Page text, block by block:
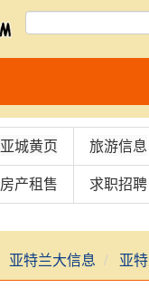
亚城黄页 旅游信息
房产租售 求职招聘
亚特兰大信息 亚